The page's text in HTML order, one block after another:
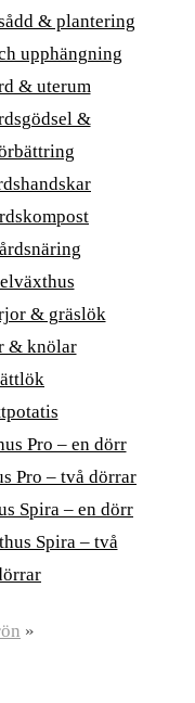
& plantering
upphängning
& uterum
&
& gräslök
& knölar
Pro – en dörr
Pro – två dörrar
Spira – en dörr
Spira – två
»